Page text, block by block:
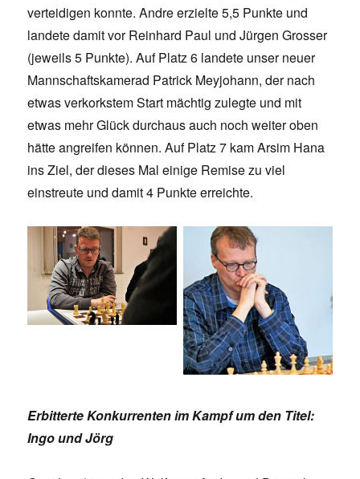
verteidigen konnte. Andre erzielte 5,5 Punkte und
landete damit vor Reinhard Paul und Jürgen Grosser
(jeweils 5 Punkte). Auf Platz 6 landete unser neuer
Mannschaftskamerad Patrick Meyjohann, der nach
etwas verkorkstem Start mächtig zulegte und mit
etwas mehr Glück durchaus auch noch weiter oben
hätte angreifen können. Auf Platz 7 kam Arsim Hana
ins Ziel, der dieses Mal einige Remise zu viel
einstreute und damit 4 Punkte erreichte.
Erbitterte Konkurrenten im Kampf um den Titel:
Ingo und Jörg